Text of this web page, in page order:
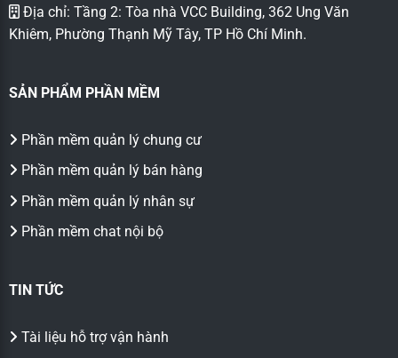
Địa chỉ: Tầng 2: Tòa nhà VCC Building, 362 Ung Văn
Khiêm, Phường Thạnh Mỹ Tây, TP Hồ Chí Minh.
SẢN PHẨM PHẦN MỀM
Phần mềm quản lý chung cư
Phần mềm quản lý bán hàng
Phần mềm quản lý nhân sự
Phần mềm chat nội bộ
TIN TỨC
Tài liệu hỗ trợ vận hành